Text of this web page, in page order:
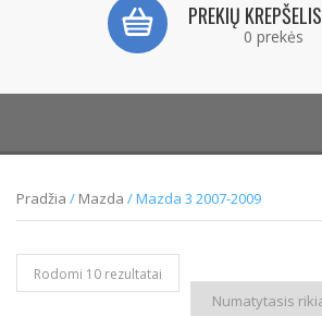
PREKIŲ KREPŠELIS
0 prekės
Pradžia / Mazda / Mazda 3 2007-2009
Rodomi 10 rezultatai